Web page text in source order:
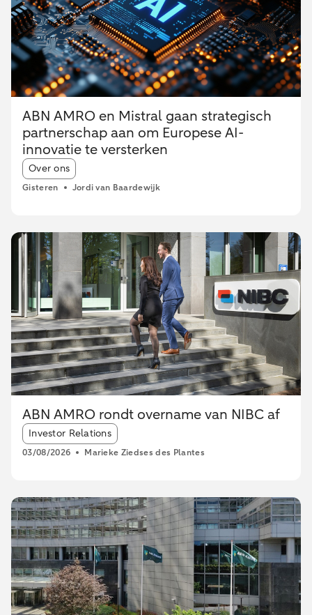
ABN AMRO en Mistral gaan strategisch
partnerschap aan om Europese AI-
innovatie te versterken
Article tags:
Over ons
Gisteren Jordi van Baardewijk
ABN AMRO rondt overname van NIBC af
Article tags:
Investor Relations
03/08/2026 Marieke Ziedses des Plantes